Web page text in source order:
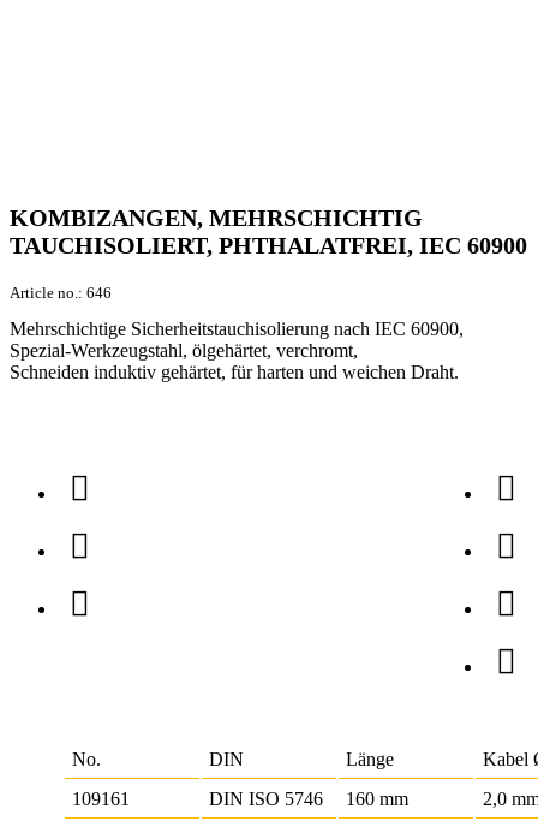
KOMBIZANGEN, MEHRSCHICHTIG
TAUCHISOLIERT, PHTHALATFREI, IEC 60900
Article no.: 646
Mehrschichtige Sicherheitstauchisolierung nach IEC 60900,
Spezial-Werkzeugstahl, ölgehärtet, verchromt,
Schneiden induktiv gehärtet, für harten und weichen Draht.
No. DIN Länge
Kabel
109161
DIN ISO 5746 160 mm
2,0